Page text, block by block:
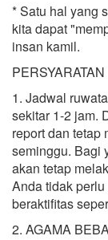
* Satu hal yang
kita dapat
insan kamil.
1. Jadwal
sekitar 1-2 jam.
report dan tetap
seminggu. Bagi
akan tetap
Anda tidak
beraktifitas
2. AGAMA